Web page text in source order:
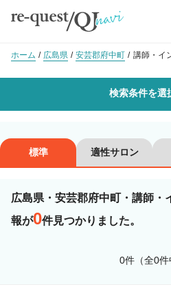
ホーム 広島県 安芸郡府中町 講師・イ
検索条件を選
沿線・駅を選択 市区町村
安芸郡府中町
標準 適性サロン
広島県・安芸郡府中町・講師・
報が0件見つかりました。
0件（全0件